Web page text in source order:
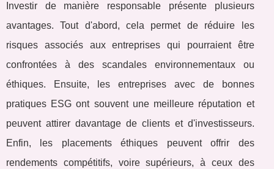
Investir de manière responsable présente plusieurs
avantages. Tout d'abord, cela permet de réduire les
risques associés aux entreprises qui pourraient être
confrontées à des scandales environnementaux ou
éthiques. Ensuite, les entreprises avec de bonnes
pratiques ESG ont souvent une meilleure réputation et
peuvent attirer davantage de clients et d'investisseurs.
Enfin, les placements éthiques peuvent offrir des
rendements compétitifs, voire supérieurs, à ceux des